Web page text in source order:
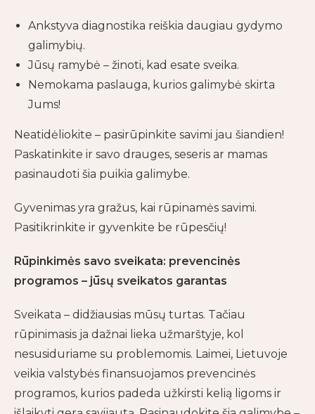
Ankstyva diagnostika reiškia daugiau gydymo
galimybių.
Jūsų ramybė – žinoti, kad esate sveika.
Nemokama paslauga, kurios galimybė skirta
Jums!
Neatidėliokite – pasirūpinkite savimi jau šiandien!
Paskatinkite ir savo drauges, seseris ar mamas
pasinaudoti šia puikia galimybe.
Gyvenimas yra gražus, kai rūpinamės savimi.
Pasitikrinkite ir gyvenkite be rūpesčių!
Rūpinkimės savo sveikata: prevencinės
programos – jūsų sveikatos garantas
Sveikata – didžiausias mūsų turtas. Tačiau
rūpinimasis ja dažnai lieka užmarštyje, kol
nesusiduriame su problemomis. Laimei, Lietuvoje
veikia valstybės finansuojamos prevencinės
programos, kurios padeda užkirsti kelią ligoms ir